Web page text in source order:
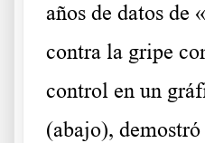
años de datos de
contra la gripe
control en un
(abajo),